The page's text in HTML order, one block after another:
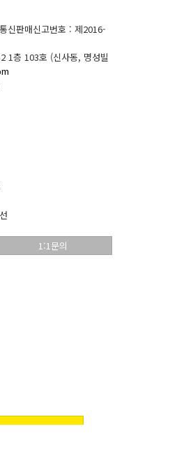
통신판매신고번호 : 제2016-
1층 103호 (신사동, 명성빌
1:1문의
에게 추천하기